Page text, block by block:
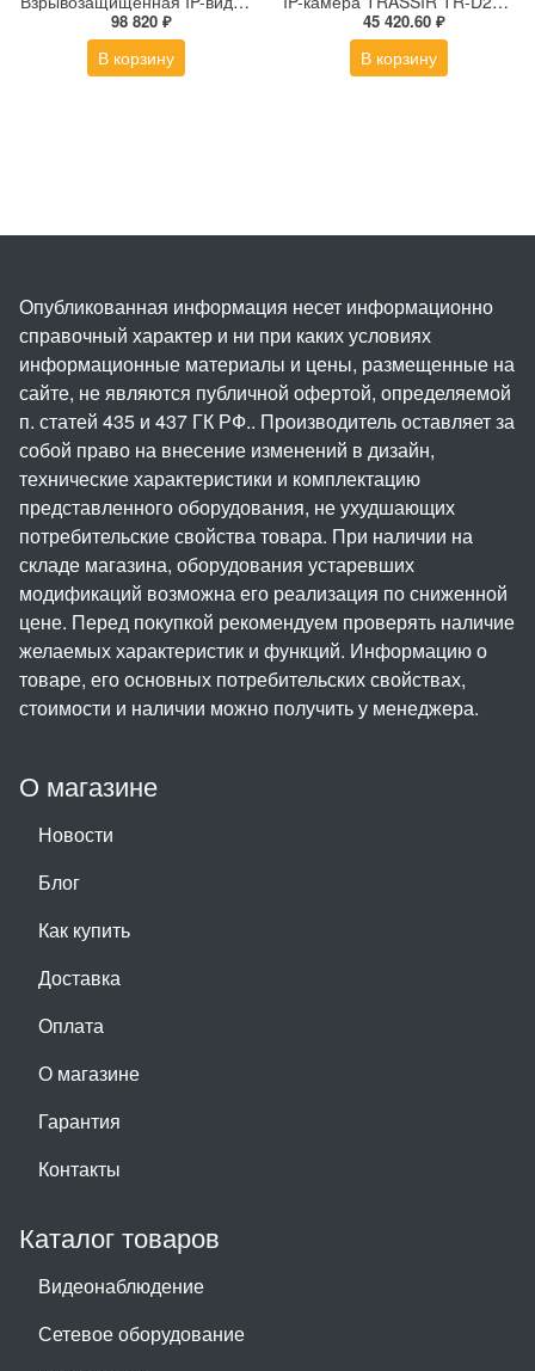
98 820 ₽
В корзину
45 420.60 ₽
В корзину
О магазине
Новости
Блог
Как купить
Доставка
Оплата
О магазине
Гарантия
Контакты
Каталог товаров
Видеонаблюдение
Сетевое оборудование
Опубликованная информация несет информационно
справочный характер и ни при каких условиях
информационные материалы и цены, размещенные на
сайте, не являются публичной офертой, определяемой
п. статей 435 и 437 ГК РФ.. Производитель оставляет за
собой право на внесение изменений в дизайн,
технические характеристики и комплектацию
представленного оборудования, не ухудшающих
потребительские свойства товара. При наличии на
складе магазина, оборудования устаревших
модификаций возможна его реализация по сниженной
цене. Перед покупкой рекомендуем проверять наличие
желаемых характеристик и функций. Информацию о
товаре, его основных потребительских свойствах,
стоимости и наличии можно получить у менеджера.